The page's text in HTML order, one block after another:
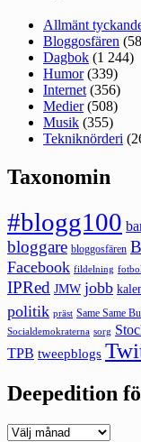
Allmänt
Bloggosfären
Dagbok (1 244)
Humor(339)
Internet (356)
Medier(508)
Musik (355)
Tekniknörderi
Taxonomin
#blogg100
bloggare bloggosfären
Facebook fildelning
IPRed JMW jobb
politik präst Same Same
Socialdemokraterna sorg
TPB tweepblogs
Deepedition
Deepedition